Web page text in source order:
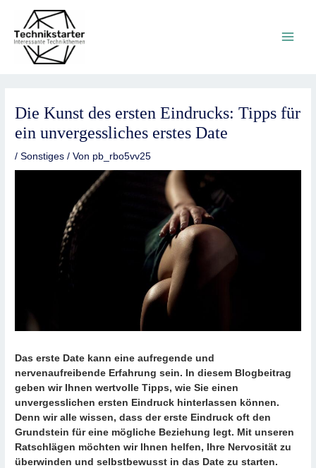
springen
Die Kunst des ersten Eindrucks: Tipps für
ein unvergessliches erstes Date
/Sonstiges / Von pb_rbo5vv25
Das erste Date kann eine aufregende und
nervenaufreibende Erfahrung sein. In diesem Blogbeitrag
geben wir Ihnen wertvolle Tipps, wie Sie einen
unvergesslichen ersten Eindruck hinterlassen können.
Denn wir alle wissen, dass der erste Eindruck oft den
Grundstein für eine mögliche Beziehung legt. Mit unseren
Ratschlägen möchten wir Ihnen helfen, Ihre Nervosität zu
überwinden und selbstbewusst in das Date zu starten.